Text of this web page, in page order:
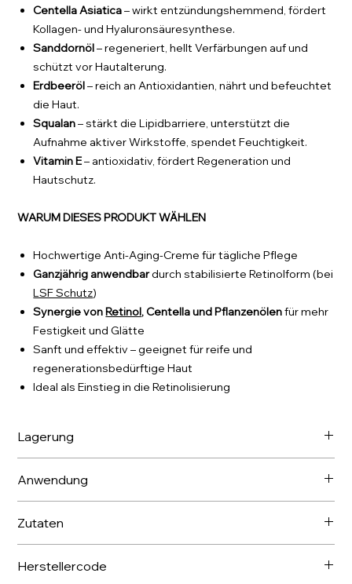
Centella Asiatica– wirkt entzündungshemmend, fördert
Kollagen- und Hyaluronsäuresynthese.
Sanddornöl– regeneriert, hellt Verfärbungen auf und
schützt vor Hautalterung.
Erdbeeröl– reich an Antioxidantien, nährt und befeuchtet
die Haut.
Squalan– stärkt die Lipidbarriere, unterstützt die
Aufnahme aktiver Wirkstoffe, spendet Feuchtigkeit.
Vitamin E– antioxidativ, fördert Regeneration und
Hautschutz.
WARUM DIESES PRODUKT WÄHLEN
Hochwertige Anti-Aging-Creme für tägliche Pflege
Ganzjährig anwendbardurch stabilisierte Retinolform (bei
LSF Schutz)
Synergie von Retinol, Centella und Pflanzenölenfür mehr
Festigkeit und Glätte
Sanft und effektiv – geeignet für reife und
regenerationsbedürftige Haut
Ideal als Einstieg in die Retinolisierung
Lagerung
Anwendung
UV-Schutzes in Form einer Creme mit mindestens LSF 30
während des Tages): Kann 1-2 Mal täglich angewendet
Zutaten
Citrate, Coco Caprylate/ Caprate, Propanediol, Cetearyl
Herstellercode